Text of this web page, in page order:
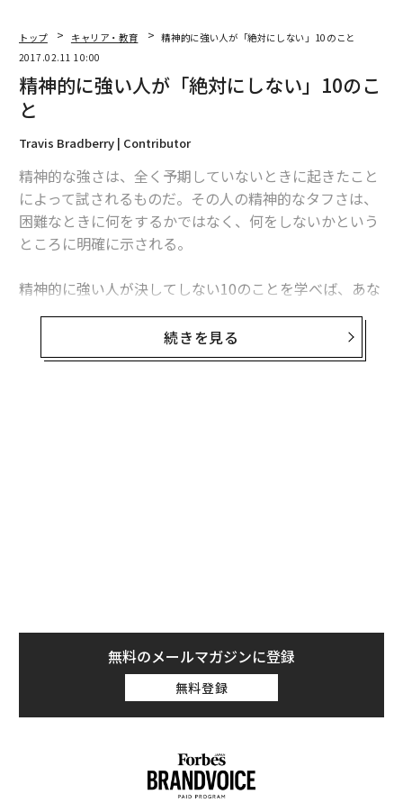
トップ キャリア・教育
精神的に強い人が「絶対にしない」10のこと
2017.02.11 10:00
精神的に強い人が「絶対にしない」10のこ
と
Travis Bradberry | Contributor
精神的な強さは、全く予期していないときに起きたこと
によって試されるものだ。その人の精神的なタフさは、
困難なときに何をするかではなく、何をしないかという
ところに明確に示される。
精神的に強い人が決してしない10のことを学べば、あな
1. 失敗にこだわらない
続きを見る
無料のメールマガジンに登録
無料登録